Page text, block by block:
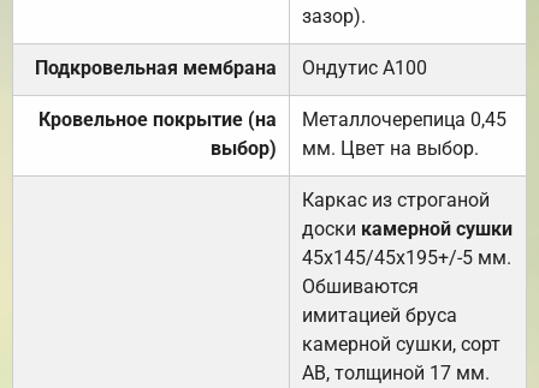
зазор).
Подкровельная мембрана Ондутис А100
Кровельное покрытие (на
выбор)
Металлочерепица 0,45
мм. Цвет на выбор.
Каркас из строганой
доски камерной сушки
45х145/45х195+/-5 мм.
Обшиваются
имитацией бруса
камерной сушки, сорт
АВ, толщиной 17 мм.